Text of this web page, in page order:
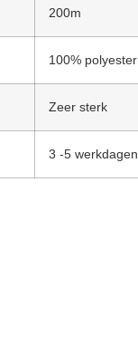
200m
100% polyester
Zeer sterk
3 -5 werkdagen